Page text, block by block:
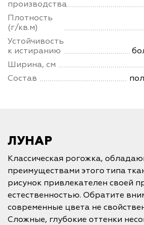
производства
Плотность
(г/кв.м)
Устойчивость
к истиранию
Ширина, см
Состав
ЛУНАР
Классическая рогожка,
преимуществами этого типа
рисунок привлекателен своей
естественностью. Обратите
современные цвета не
Сложные, глубокие оттенки